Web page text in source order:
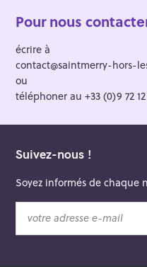
Pour nous
écrire à
contact@saintmerry-hors-
ou
téléphoner au +33 (0)9 72
Suivez-nous !
Soyez informés de chaque
t